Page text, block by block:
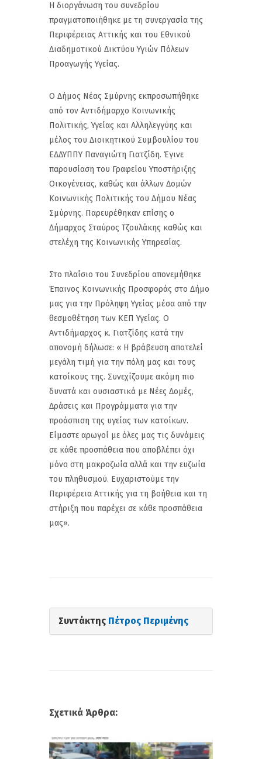
Η διοργάνωση του συνεδρίου
πραγματοποιήθηκε με τη συνεργασία της
Περιφέρειας Αττικής και του Εθνικού
Διαδημοτικού Δικτύου Υγιών Πόλεων
Προαγωγής Υγείας.
Ο Δήμος Νέας Σμύρνης εκπροσωπήθηκε
από τον Αντιδήμαρχο Κοινωνικής
Πολιτικής, Υγείας και Αλληλεγγύης και
μέλος του Διοικητικού Συμβουλίου του
ΕΔΔΥΠΠΥ Παναγιώτη Γιατζίδη. Έγινε
παρουσίαση του Γραφείου Υποστήριξης
Οικογένειας, καθώς και άλλων Δομών
Κοινωνικής Πολιτικής του Δήμου Νέας
Σμύρνης. Παρευρέθηκαν επίσης ο
Δήμαρχος Σταύρος Τζουλάκης καθώς και
στελέχη της Κοινωνικής Υπηρεσίας.
Στο πλαίσιο του Συνεδρίου απονεμήθηκε
Έπαινος Κοινωνικής Προσφοράς στο Δήμο
μας για την Πρόληψη Υγείας μέσα από την
θεσμοθέτηση των ΚΕΠ Υγείας. Ο
Αντιδήμαρχος κ. Γιατζίδης κατά την
απονομή δήλωσε: « Η βράβευση αποτελεί
μεγάλη τιμή για την πόλη μας και τους
κατοίκους της. Συνεχίζουμε ακόμη πιο
δυνατά και ουσιαστικά με Νέες Δομές,
Δράσεις και Προγράμματα για την
προάσπιση της υγείας των κατοίκων.
Είμαστε αρωγοί με όλες μας τις δυνάμεις
σε κάθε προσπάθεια που αποβλέπει όχι
μόνο στη μακροζωία αλλά και την ευζωία
του πληθυσμού. Ευχαριστούμε την
Περιφέρεια Αττικής για τη βοήθεια και τη
στήριξη που παρέχει σε κάθε προσπάθεια
μας».
Συντάκτης Πέτρος Περιμένης
Σχετικά Άρθρα: